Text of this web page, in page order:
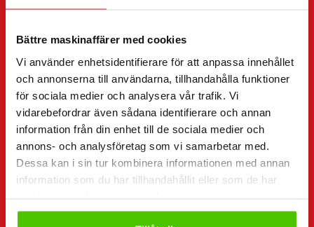
Bättre maskinaffärer med cookies
Vi använder enhetsidentifierare för att anpassa innehållet
och annonserna till användarna, tillhandahålla funktioner
för sociala medier och analysera vår trafik. Vi
vidarebefordrar även sådana identifierare och annan
information från din enhet till de sociala medier och
annons- och analysföretag som vi samarbetar med.
Dessa kan i sin tur kombinera informationen med annan
information som du har tillhandahållit eller som de har
”(Obligatorisk)” anger obligatoriska fält
Jag vill (Obligatorisk)
Hyra
Kontaktuppgifter(Obligatorisk)
Förnamn * Efternamn *